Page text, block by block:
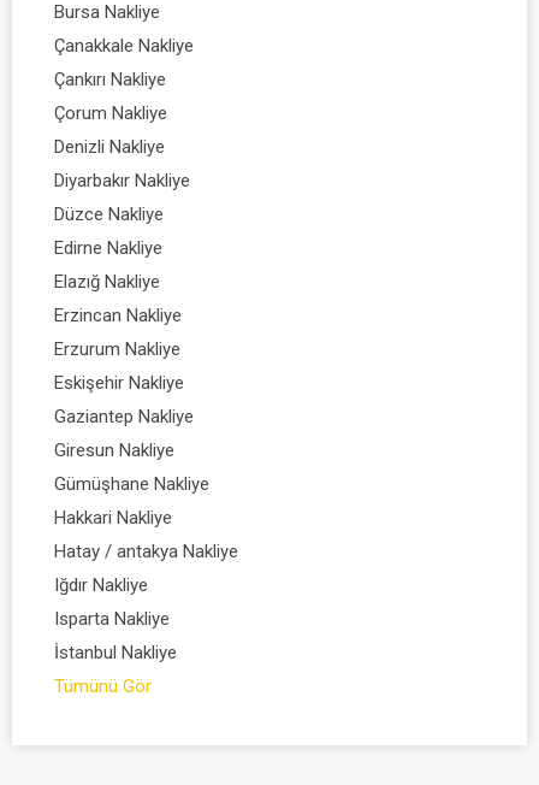
Bursa Nakliye
Çanakkale Nakliye
Çankırı Nakliye
Çorum Nakliye
Denizli Nakliye
Diyarbakır Nakliye
Düzce Nakliye
Edirne Nakliye
Elazığ Nakliye
Erzincan Nakliye
Erzurum Nakliye
Eskişehir Nakliye
Gaziantep Nakliye
Giresun Nakliye
Gümüşhane Nakliye
Hakkari Nakliye
Hatay / antakya Nakliye
Iğdır Nakliye
Isparta Nakliye
İstanbul Nakliye
Tümünü Gör